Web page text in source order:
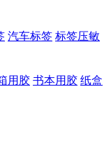
汽车标签 标签压敏
用胶 书本用胶 纸盒